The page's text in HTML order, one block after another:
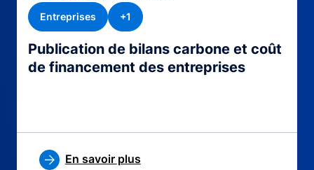
Publication de bilans carbone et coût
de financement des entreprises
Entreprises
+1
En savoir plus